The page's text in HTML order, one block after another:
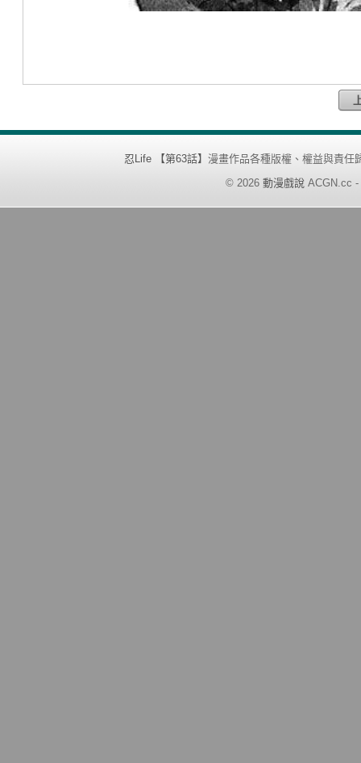
忍Life 【第63話】 漫畫作品各種版權、權益與責任
© 2026 動漫戲說 ACGN.cc